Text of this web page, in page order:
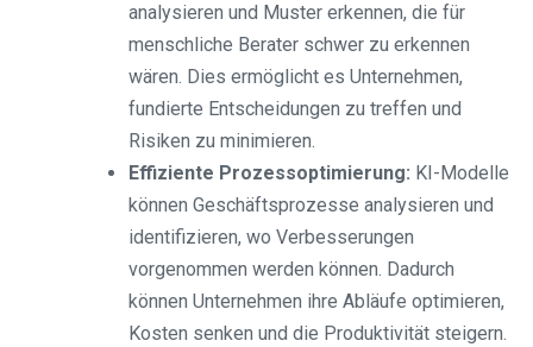
analysieren und Muster erkennen, die für
menschliche Berater schwer zu erkennen
wären. Dies ermöglicht es Unternehmen,
fundierte Entscheidungen zu treffen und
Risiken zu minimieren.
Effiziente Prozessoptimierung: KI-Modelle
können Geschäftsprozesse analysieren und
identifizieren, wo Verbesserungen
vorgenommen werden können. Dadurch
können Unternehmen ihre Abläufe optimieren,
Kosten senken und die Produktivität steigern.